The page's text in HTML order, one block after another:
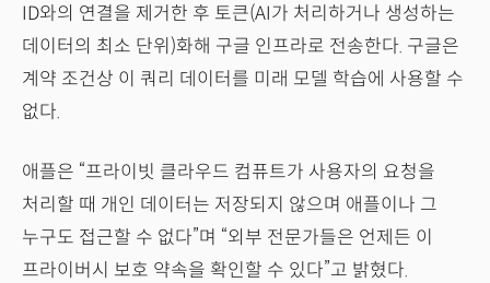
ID와의 연결을 제거한 후 토큰(AI가 처리하거나 생성하는
데이터의 최소 단위)화해 구글 인프라로 전송한다. 구글은
계약 조건상 이 쿼리 데이터를 미래 모델 학습에 사용할 수
없다.
애플은 “프라이빗 클라우드 컴퓨트가 사용자의 요청을
처리할 때 개인 데이터는 저장되지 않으며 애플이나 그
누구도 접근할 수 없다”며 “외부 전문가들은 언제든 이
프라이버시 보호 약속을 확인할 수 있다”고 밝혔다.